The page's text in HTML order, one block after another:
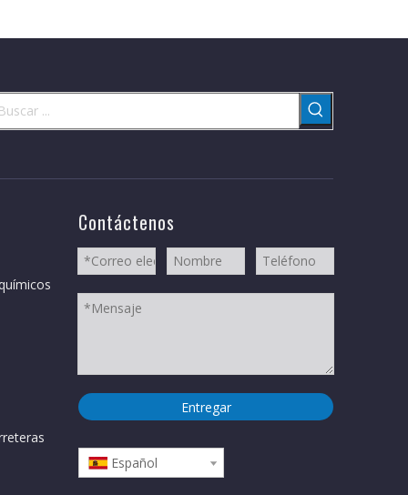
Contáctenos
Entregar
Español